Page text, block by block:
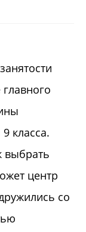
класса.
выбрать
центр
со